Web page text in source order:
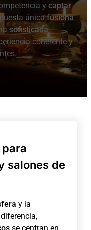
y captar
únicafusiona
sofisticada
coherente y
salones de
y la
se centran en